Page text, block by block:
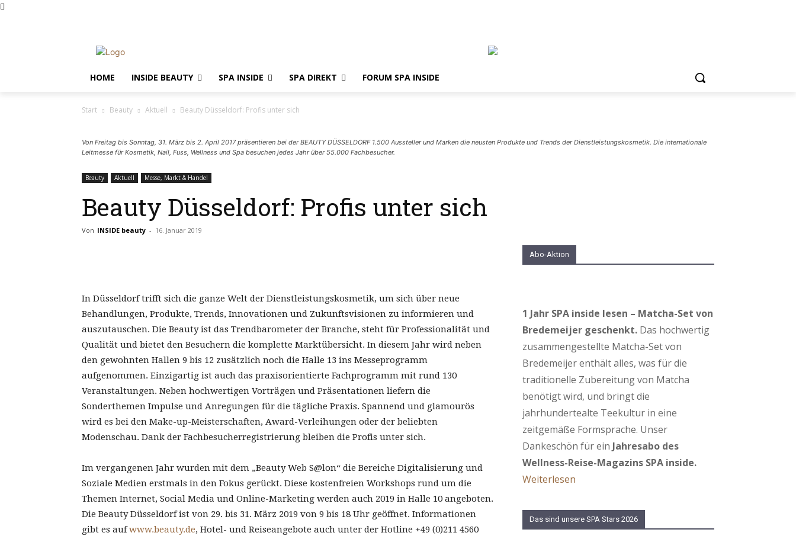
HOME INSIDE BEAUTY SPA INSIDE SPA DIREKT FORUM SPA INSIDE
Start Beauty Aktuell Beauty Düsseldorf: Profis unter sich
Von Freitag bis Sonntag, 31. März bis 2. April 2017 präsentieren bei der BEAUTY DÜSSELDORF 1.500 Aussteller und Marken die neusten Produkte und Trends der Dienstleistungskosmetik. Die internationale
Leitmesse für Kosmetik, Nail, Fuss, Wellness und Spa besuchen jedes Jahr über 55.000 Fachbesucher.
Beauty Aktuell Messe, Markt & Handel
Beauty Düsseldorf: Profis unter sich
Von INSIDE beauty - 16. Januar 2019
In Düsseldorf trifft sich die ganze Welt der Dienstleistungskosmetik, um sich über neue
Behandlungen, Produkte, Trends, Innovationen und Zukunftsvisionen zu informieren und
auszutauschen. Die Beauty ist das Trendbarometer der Branche, steht für Professionalität und
Qualität und bietet den Besuchern die komplette Marktübersicht. In diesem Jahr wird neben
den gewohnten Hallen 9 bis 12 zusätzlich noch die Halle 13 ins Messeprogramm
aufgenommen. Einzigartig ist auch das praxisorientierte Fachprogramm mit rund 130
Veranstaltungen. Neben hochwertigen Vorträgen und Präsentationen liefern die
Sonderthemen Impulse und Anregungen für die tägliche Praxis. Spannend und glamourös
wird es bei den Make-up-Meisterschaften, Award-Verleihungen oder der beliebten
Modenschau. Dank der Fachbesucherregistrierung bleiben die Profis unter sich.
Im vergangenen Jahr wurden mit dem „Beauty Web S@lon“ die Bereiche Digitalisierung und
Soziale Medien erstmals in den Fokus gerückt. Diese kostenfreien Workshops rund um die
Themen Internet, Social Media und Online-Marketing werden auch 2019 in Halle 10 angeboten.
Die Beauty Düsseldorf ist von 29. bis 31. März 2019 von 9 bis 18 Uhr geöffnet. Informationen
gibt es aufwww.beauty.de, Hotel- und Reiseangebote auch unter der Hotline +49 (0)211 4560
Abo-Aktion
1 Jahr SPA inside lesen – Matcha-Set von
Bredemeijer geschenkt. Das hochwertig
zusammengestellte Matcha-Set von
Bredemeijer enthält alles, was für die
traditionelle Zubereitung von Matcha
benötigt wird, und bringt die
jahrhundertealte Teekultur in eine
zeitgemäße Formsprache. Unser
Dankeschön für ein Jahresabo des
Wellness-Reise-Magazins SPA inside.
Weiterlesen
Das sind unsere SPA Stars 2026